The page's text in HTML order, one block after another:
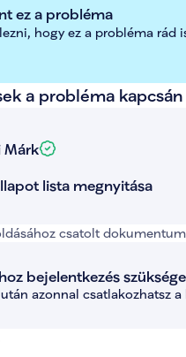
ez a probléma
hogy ez a probléma rád
a probléma kapcsán
Márk
lista megnyitása
csatolt
bejelentkezés
azonnal csatlakozhatsz a